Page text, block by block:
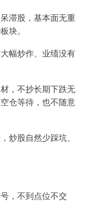
滞股，基本面无重
块。
幅炒作、业绩没有
，不抄长期下跌无
仓等待，也不随意
炒股自然少踩坑、
，不到点位不交